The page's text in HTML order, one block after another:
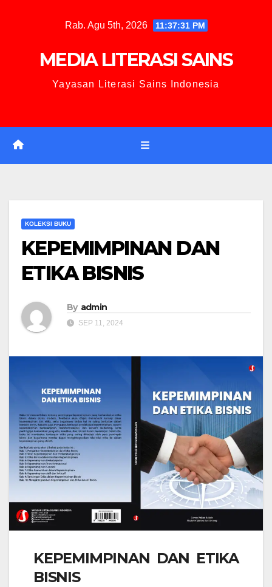
Rab. Agu 5th, 2026 11:37:32 PM
MEDIA LITERASI SAINS
Yayasan Literasi Sains Indonesia
KOLEKSI BUKU
KEPEMIMPINAN DAN
ETIKA BISNIS
By admin
SEP 11, 2024
KEPEMIMPINAN DAN ETIKA
BISNIS